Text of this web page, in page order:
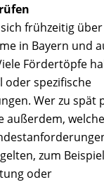
frühzeitig
in Bayern und
Fördertöpfe
oder spezifische
Wer zu spät
außerdem, welche
zum Beispiel
oder